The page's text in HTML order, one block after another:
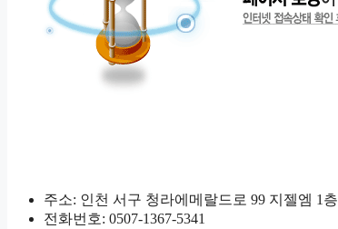
주소: 인천 서구 청라에메랄드로 99 지젤엠 1층
전화번호: 0507-1367-5341